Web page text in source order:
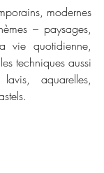
modernes
– paysages,
vie quotidienne,
techniques aussi
aquarelles,